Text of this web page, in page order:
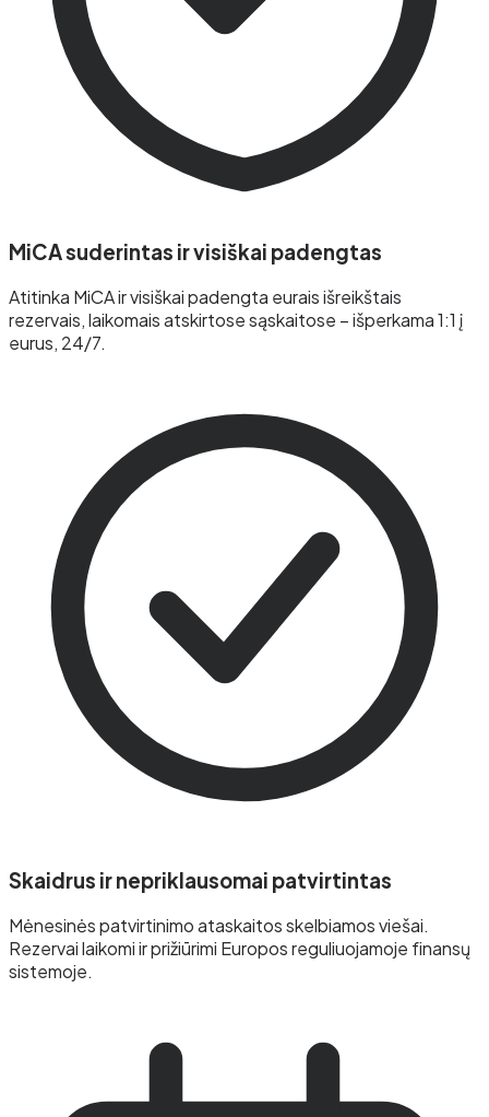
MiCA suderintas ir visiškai padengtas
Atitinka MiCA ir visiškai padengta eurais išreikštais
rezervais, laikomais atskirtose sąskaitose – išperkama 1:1 į
eurus, 24/7.
Skaidrus ir nepriklausomai patvirtintas
Mėnesinės patvirtinimo ataskaitos skelbiamos viešai.
Rezervai laikomi ir prižiūrimi Europos reguliuojamoje finansų
sistemoje.